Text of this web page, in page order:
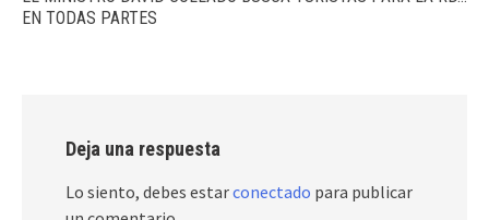
EN TODAS PARTES
Deja una respuesta
Lo siento, debes estarconectado para publicar